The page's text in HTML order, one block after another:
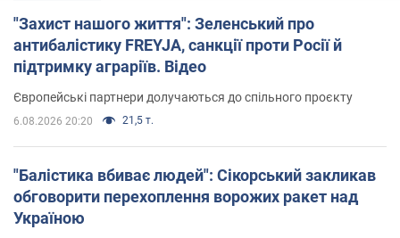
"Захист нашого життя": Зеленський про
антибалістику FREYJA, санкції проти Росії й
підтримку аграріїв. Відео
Європейські партнери долучаються до спільного проєкту
6.08.2026 20:20 21,5 т.
"Балістика вбиває людей": Сікорський закликав
обговорити перехоплення ворожих ракет над
Україною